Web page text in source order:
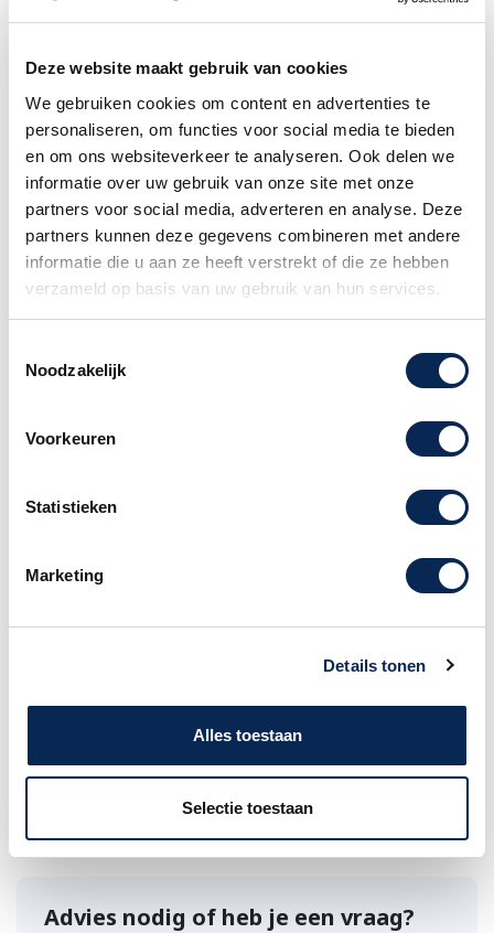
Deze website maakt gebruik van cookies
We gebruiken cookies om content en advertenties te
personaliseren, om functies voor social media te bieden
en om ons websiteverkeer te analyseren. Ook delen we
informatie over uw gebruik van onze site met onze
partners voor social media, adverteren en analyse. Deze
partners kunnen deze gegevens combineren met andere
informatie die u aan ze heeft verstrekt of die ze hebben
verzameld op basis van uw gebruik van hun services.
Noodzakelijk
Voorkeuren
Statistieken
Marketing
Details tonen
Alles toestaan
Selectie toestaan
De Godin Multiac Nylon HG is geschikt voor de
gitarist welke verschillende genres eigen maakt
en op zoek is naar de originele nylonsnarige
gitaar klank.
De breedte van de topkam is 48.26 mm en
voelt daarom vertrouwd voor klassieke gitaar
spelers als steelstrinmg spelers. De breedte zit
net tussen de Grand Concert en de ACS
modellen van Godin.
De Godin SA uitgangs selectie
Alle Multiac SA modellen zijn uitgerust met twee
uitgangen. De ¼ inch uitgang werkt met een
hexophonic (een afzonderlijk signaal voor elke
snaar) uitgang die compatibel is met een aantal
apparaten met name de Roland GR-serie gitaar
en Axon synths is.
Mahonie body met twee holle kamers, massief
Godin Multiac Nylon Natural HG
Merk
Advies nodig of heb je een vraag?